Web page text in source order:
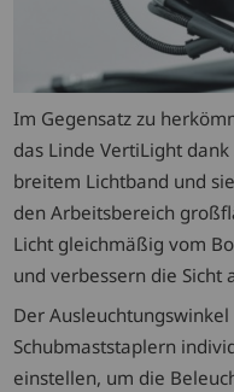
Im Gegensatz zu
das Linde VertiLight
breitem Lichtband und
den Arbeitsbereich
Licht gleichmäßig vom
und verbessern die Sicht
Der
Schubmaststaplern
einstellen, um die